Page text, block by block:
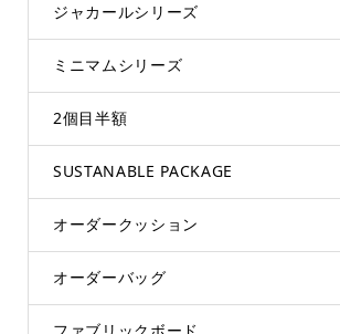
ジャカールシリーズ
ミニマムシリーズ
2個目半額
SUSTANABLE PACKAGE
オーダークッション
オーダーバッグ